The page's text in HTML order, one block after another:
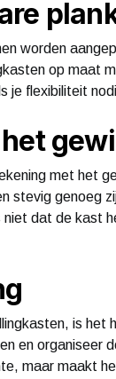
worden
op maat
je flexibiliteit
met het
stevig genoeg
dat de kast
is het
en organiseer
maar maakt